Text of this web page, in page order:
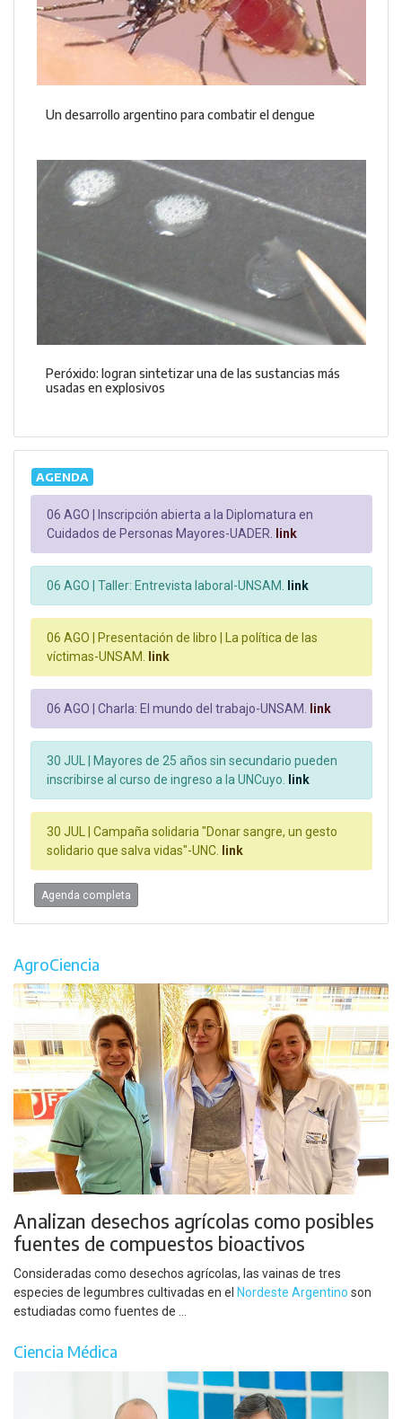
Un desarrollo argentino para combatir el dengue
Peróxido: logran sintetizar una de las sustancias más
usadas en explosivos
AGENDA
06 AGO | Inscripción abierta a la Diplomatura en
Cuidados de Personas Mayores-UADER. link
06 AGO | Taller: Entrevista laboral-UNSAM. link
06 AGO | Presentación de libro | La política de las
víctimas-UNSAM. link
06 AGO | Charla: El mundo del trabajo-UNSAM. link
30 JUL | Mayores de 25 años sin secundario pueden
inscribirse al curso de ingreso a la UNCuyo. link
30 JUL | Campaña solidaria "Donar sangre, un gesto
solidario que salva vidas"-UNC. link
Agenda completa
AgroCiencia
Analizan desechos agrícolas como posibles
fuentes de compuestos bioactivos
Consideradas como desechos agrícolas, las vainas de tres
especies de legumbres cultivadas en el Nordeste Argentino son
estudiadas como fuentes de ...
Ciencia Médica